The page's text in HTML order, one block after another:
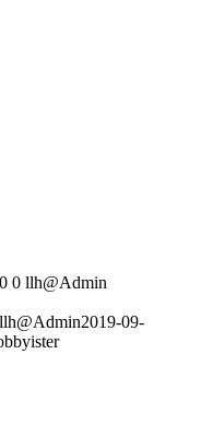
0 0 llh@Admin
llh@Admin2019-09-